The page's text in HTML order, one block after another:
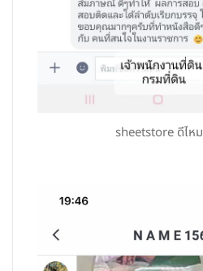
sheetstore ดีไหม